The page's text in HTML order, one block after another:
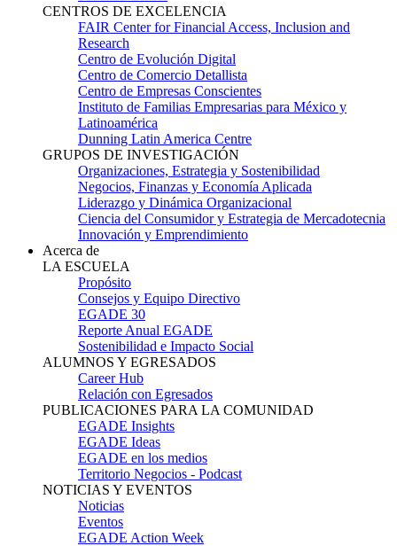
CENTROS DE EXCELENCIA
FAIR Center for Financial Access, Inclusion and
Research
Centro de Evolución Digital
Centro de Comercio Detallista
Centro de Empresas Conscientes
Instituto de Familias Empresarias para México y
Latinoamérica
Dunning Latin America Centre
GRUPOS DE INVESTIGACIÓN
Organizaciones, Estrategia y Sostenibilidad
Negocios, Finanzas y Economía Aplicada
Liderazgo y Dinámica Organizacional
Ciencia del Consumidor y Estrategia de Mercadotecnia
Innovación y Emprendimiento
Acerca de
LA ESCUELA
Propósito
Consejos y Equipo Directivo
EGADE 30
Reporte Anual EGADE
Sostenibilidad e Impacto Social
ALUMNOS Y EGRESADOS
Career Hub
Relación con Egresados
PUBLICACIONES PARA LA COMUNIDAD
EGADE Insights
EGADE Ideas
EGADE en los medios
Territorio Negocios - Podcast
NOTICIAS Y EVENTOS
Noticias
Eventos
EGADE Action Week